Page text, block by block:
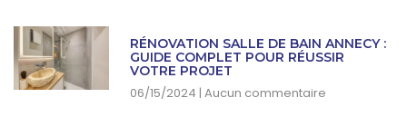
RÉNOVATION SALLE DE BAIN ANNECY :
GUIDE COMPLET POUR RÉUSSIR
VOTRE PROJET
06/15/2024 Aucun commentaire